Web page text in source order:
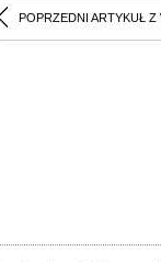
POPRZEDNI ARTYKUŁ Z